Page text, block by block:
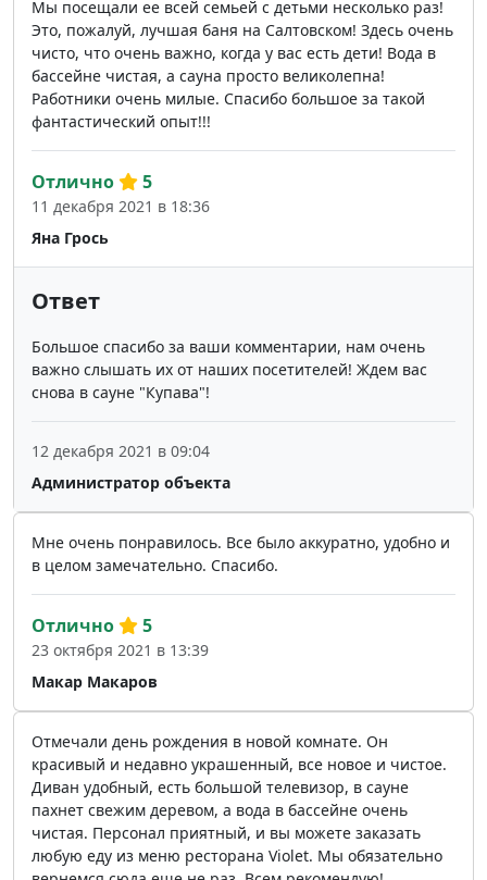
Мы посещали ее всей семьей с детьми несколько раз!
Это, пожалуй, лучшая баня на Салтовском! Здесь очень
чисто, что очень важно, когда у вас есть дети! Вода в
бассейне чистая, а сауна просто великолепна!
Работники очень милые. Спасибо большое за такой
фантастический опыт!!!
Яна Грось
Отлично 5
11 декабря 2021 в 18:36
Ответ
Большое спасибо за ваши комментарии, нам очень
важно слышать их от наших посетителей! Ждем вас
снова в сауне "Купава"!
Администратор объекта
12 декабря 2021 в 09:04
Мне очень понравилось. Все было аккуратно, удобно и
в целом замечательно. Спасибо.
Макар Макаров
Отлично 5
23 октября 2021 в 13:39
Отмечали день рождения в новой комнате. Он
красивый и недавно украшенный, все новое и чистое.
Диван удобный, есть большой телевизор, в сауне
пахнет свежим деревом, а вода в бассейне очень
чистая. Персонал приятный, и вы можете заказать
любую еду из меню ресторана Violet. Мы обязательно